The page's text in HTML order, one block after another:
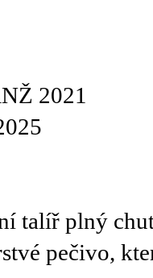
2021
talíř plný
pečivo,